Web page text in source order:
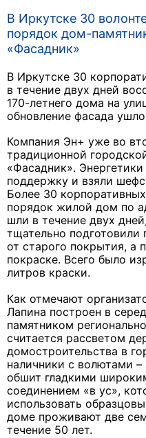
В Иркутске 30
порядок дом-
«Фасадник»
В Иркутске 30
в течение двух дней
170-летнего дома на
обновление фасада
Компания Эн+ уже во
традиционной
«Фасадник».
поддержку и взяли
Более 30
порядок жилой дом по
шли в течение двух
тщательно подготовили
от старого покрытия, а
покраске. Всего было
литров краски.
Как отмечают
Лапина построен в
памятником
считается рассветом
домостроительства в
наличники с волютами
обшит гладкими
соединением «в ус»,
использовать
доме проживают две
течение 50 лет.